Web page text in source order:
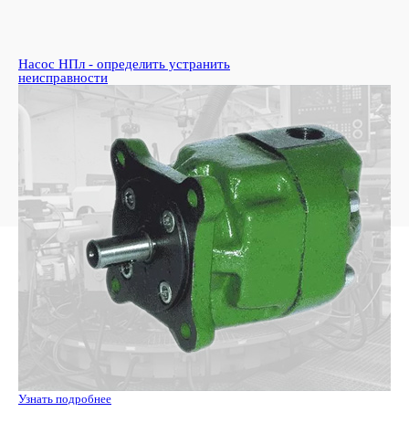
Насос НПл - определить устранить
неисправности
Узнать подробнее